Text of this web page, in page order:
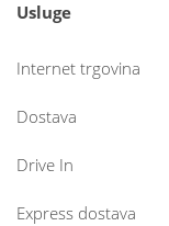
Usluge
Internet trgovina
Dostava
Drive In
Express dostava